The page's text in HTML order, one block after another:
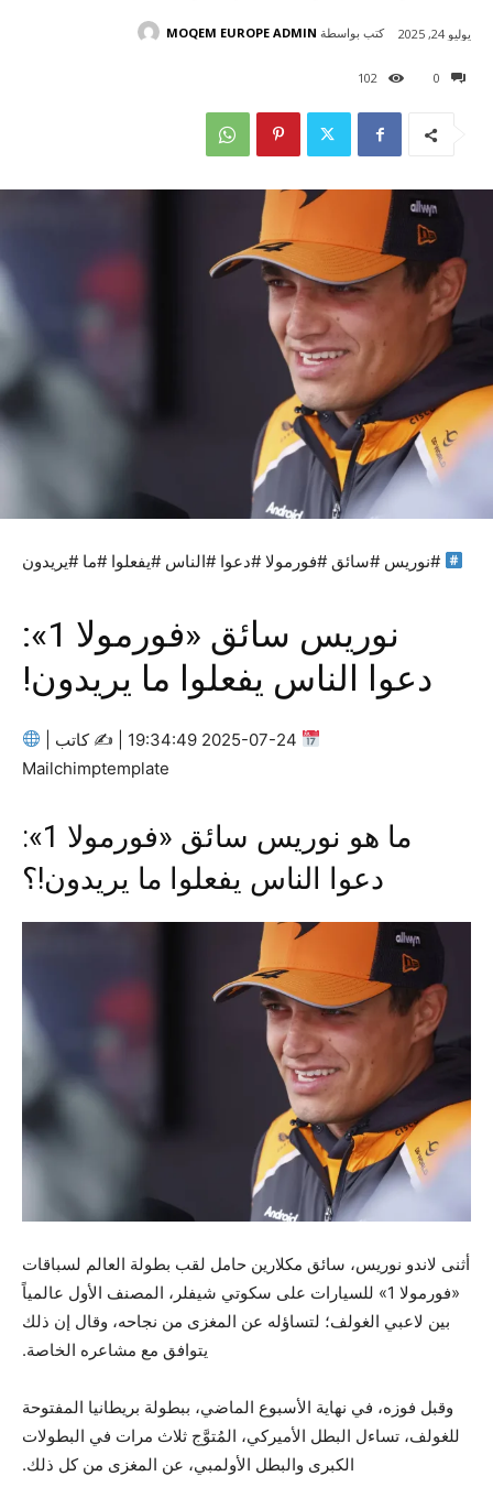
0
102
يوليو 24, 2025 كتب بواسطة MOQEM EUROPE ADMIN
#نوريس #سائق #فورمولا #دعوا #الناس #يفعلوا #ما #يريدون
نوريس سائق «فورمولا 1»:
دعوا الناس يفعلوا ما يريدون!
كاتب |
Mailchimptemplate
ما هو نوريس سائق «فورمولا 1»:
دعوا الناس يفعلوا ما يريدون!؟
أثنى لاندو نوريس، سائق مكلارين حامل لقب بطولة العالم لسباقات
«فورمولا 1» للسيارات على سكوتي شيفلر، المصنف الأول عالمياً
بين لاعبي الغولف؛ لتساؤله عن المغزى من نجاحه، وقال إن ذلك
يتوافق مع مشاعره الخاصة.
وقبل فوزه، في نهاية الأسبوع الماضي، ببطولة بريطانيا المفتوحة
للغولف، تساءل البطل الأميركي، المُتوَّج ثلاث مرات في البطولات
الكبرى والبطل الأولمبي، عن المغزى من كل ذلك.